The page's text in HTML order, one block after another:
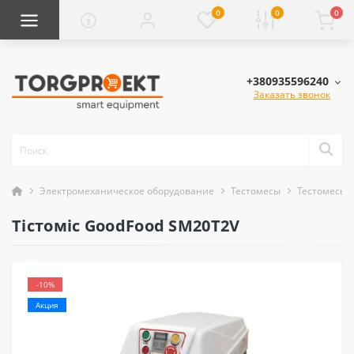
0 0 0
+380935596240
Заказать звонок
Электромеханическое оборудование Тестомесы Тестомесы
Тістоміс GoodFood SM20T2V
-10%
Акция